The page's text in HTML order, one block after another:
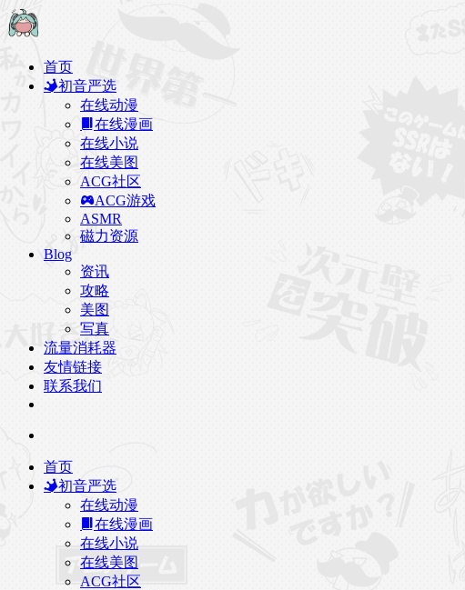
首页
初音严选
在线动漫
在线漫画
在线小说
在线美图
ACG社区
ACG游戏
ASMR
磁力资源
Blog
资讯
攻略
美图
写真
流量消耗器
友情链接
联系我们
首页
初音严选
在线动漫
在线漫画
在线小说
在线美图
ACG社区